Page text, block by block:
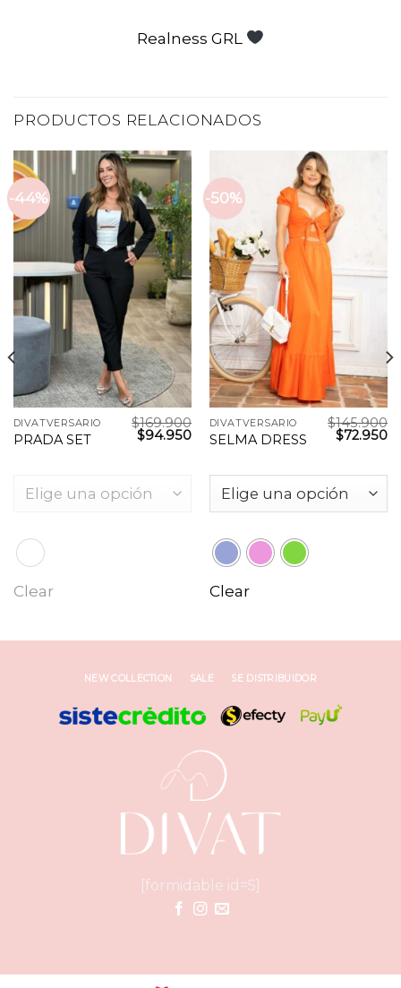
Realness GRL
PRODUCTOS RELACIONADOS
-44%
DIVATVERSARIO
PRADA SET
$169.900
$94.950
Clear
-50%
DIVATVERSARIO
SELMA DRESS
$145.900
$72.950
Clear
NEW COLLECTION SALE SE DISTRIBUIDOR
[formidable id=5]